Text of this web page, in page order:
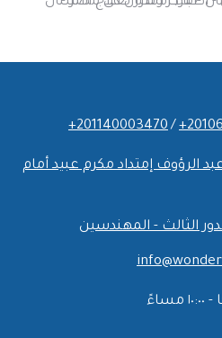
‎+201140003470/
الرؤوف إمتداد مكرم عبيد أمام